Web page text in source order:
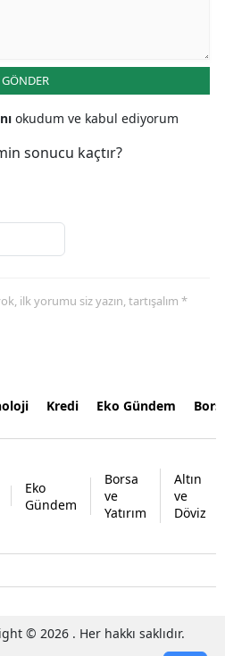
GÖNDER
okudum ve kabul ediyorum
sonucu kaçtır?
ilk yorumu siz yazın, tartışalım *
Kredi Eko Gündem
Eko
Gündem
Borsa
ve
Yatırım
Altın
ve
Döviz
© 2026 . Her hakkı saklıdır.